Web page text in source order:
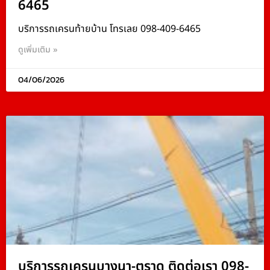
6465
บริการรถเครนท้ายบ้าน โทรเลย 098-409-6465
ดูเพิ่มเติม »
04/06/2026